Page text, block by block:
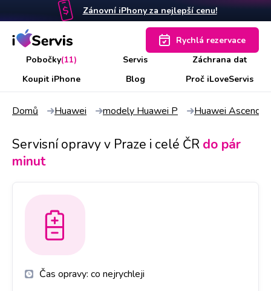
Zánovní iPhony za nejlepší cenu!
Pobočky(11) Servis
Záchrana dat
Koupit iPhone
Blog Proč iLoveServis
Rychlá rezervace
Domů Huawei modely Huawei P Huawei Ascend
Servisní opravy v Praze i celé ČR do pár
minut
Čas opravy: co nejrychleji